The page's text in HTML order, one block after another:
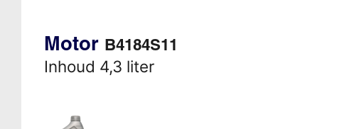
Motor B4184S11
Inhoud 4,3 liter